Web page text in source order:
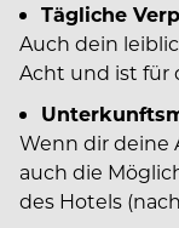
Tägliche
Auch dein
Acht und ist für
Wenn dir deine
auch die
des Hotels